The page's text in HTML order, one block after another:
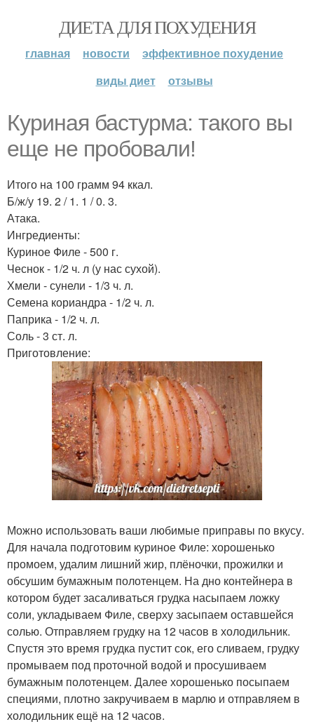
ДИЕТА ДЛЯ ПОХУДЕНИЯ
главная новости
эффективное похудение
виды диет
отзывы
Куриная бастурма: такого вы
еще не пробовали!
Итого на 100 грамм 94 ккал.
Б/ж/у 19. 2 / 1. 1 / 0. 3.
Атака.
Ингредиенты:
Куриное Филе - 500 г.
Чеснок - 1/2 ч. л (у нас сухой).
Хмели - сунели - 1/3 ч. л.
Семена кориандра - 1/2 ч. л.
Паприка - 1/2 ч. л.
Соль - 3 ст. л.
Приготовление:
Можно использовать ваши любимые приправы по вкусу.
Для начала подготовим куриное Филе: хорошенько
промоем, удалим лишний жир, плёночки, прожилки и
обсушим бумажным полотенцем. На дно контейнера в
котором будет засаливаться грудка насыпаем ложку
соли, укладываем Филе, сверху засыпаем оставшейся
солью. Отправляем грудку на 12 часов в холодильник.
Спустя это время грудка пустит сок, его сливаем, грудку
промываем под проточной водой и просушиваем
бумажным полотенцем. Далее хорошенько посыпаем
специями, плотно закручиваем в марлю и отправляем в
холодильник ещё на 12 часов.